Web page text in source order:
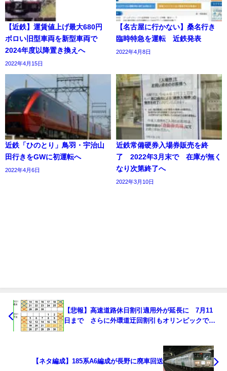
【近鉄】運賃値上げ最大680円
ボロい旧型車両を新型車両で
2024年度以降置き換えへ
2022年4月15日
【名古屋に行かない】桑名行き
臨時特急を運転 近鉄発表
2022年4月8日
近鉄「ひのとり」鳥羽・宇治山
田行きをGWに初運転へ
2022年4月6日
近鉄常備硬券入場券販売を終
了 2022年3月末で 在庫が無く
なり次第終了へ
2022年3月10日
【悲報】高速道路休日割引適用外が延長に 7月11
日まで さらに外環道迂回割引もオリンピックで適
【ネタ編成】185系A6編成が長野に廃車回送